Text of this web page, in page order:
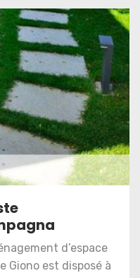
d’espace
Giono est disposé à